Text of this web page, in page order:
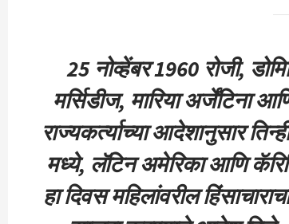
25 नोव्हेंबर 1960 रोजी,
मर्सिडीज, मारिया अर्जेंटिना
राज्यकर्त्याच्या आदेशानुसार
मध्ये, लॅटिन अमेरिका आणि
हा दिवस महिलांवरील